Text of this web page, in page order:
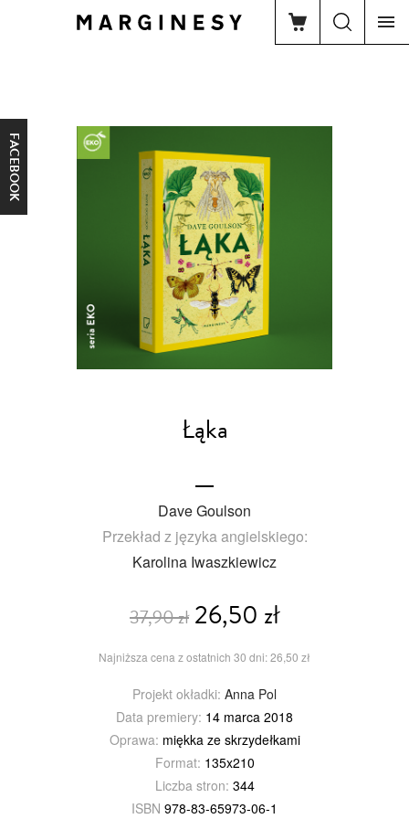
FACEBOOK
Łąka
Dave Goulson
Przekład z języka angielskiego:
Karolina Iwaszkiewicz
37,90 zł26,50 zł
Najniższa cena z ostatnich 30 dni: 26,50 zł
Projekt okładki: Anna Pol
Data premiery: 14 marca 2018
Oprawa: miękka ze skrzydełkami
Format: 135x210
Liczba stron: 344
ISBN 978-83-65973-06-1